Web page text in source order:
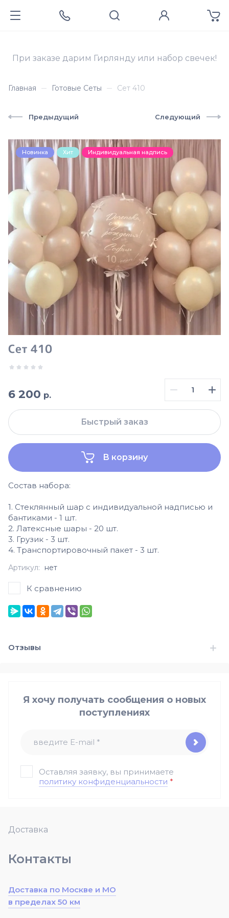
При заказе дарим Гирлянду или набор свечек!
Главная Готовые Сеты Сет 410
Предыдущий Следующий
Новинка Хит Индивидуальная надпись
Сет 410
6 200 р.
В корзину
Быстрый заказ
Состав набора:
1. Стеклянный шар с индивидуальной надписью и
бантиками - 1 шт.
2. Латексные шары - 20 шт.
3. Грузик - 3 шт.
4. Транспортировочный пакет - 3 шт.
Артикул: нет
К сравнению
Отзывы
Доставка
Контакты
Доставка по Москве и МО
в пределах 50 км
Я хочу получать сообщения о новых
поступлениях
Оставляя заявку, вы принимаете
политику конфиденциальности *